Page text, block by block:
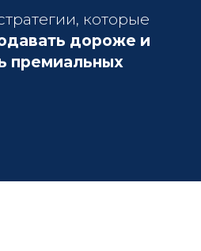
которые
дороже и
премиальных